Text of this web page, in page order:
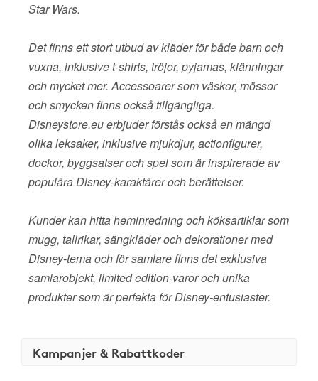
Star Wars.
Det finns ett stort utbud av kläder för både barn och
vuxna, inklusive t-shirts, tröjor, pyjamas, klänningar
och mycket mer. Accessoarer som väskor, mössor
och smycken finns också tillgängliga.
Disneystore.eu erbjuder förstås också en mängd
olika leksaker, inklusive mjukdjur, actionfigurer,
dockor, byggsatser och spel som är inspirerade av
populära Disney-karaktärer och berättelser.
Kunder kan hitta heminredning och köksartiklar som
mugg, tallrikar, sängkläder och dekorationer med
Disney-tema och för samlare finns det exklusiva
samlarobjekt, limited edition-varor och unika
produkter som är perfekta för Disney-entusiaster.
Kampanjer & Rabattkoder